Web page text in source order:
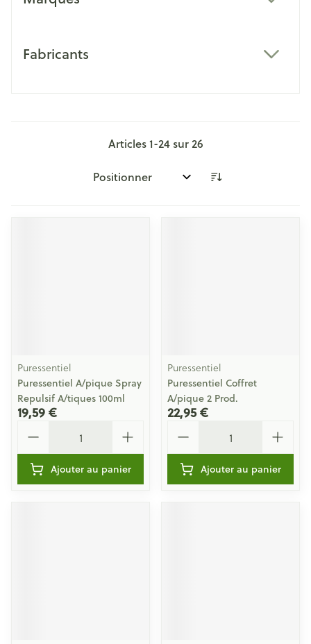
Fabricants
Articles1-24sur26
Trier par:
Puressentiel
Puressentiel A/pique Spray
Repulsif A/tiques 100ml
19,59 €
Ajouter au panier
Puressentiel
Puressentiel Coffret
A/pique 2 Prod.
22,95 €
Ajouter au panier